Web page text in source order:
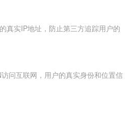
真实IP地址，防止第三方追踪用户的
问互联网，用户的真实身份和位置信